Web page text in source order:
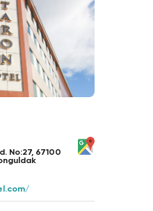
No:27, 67100